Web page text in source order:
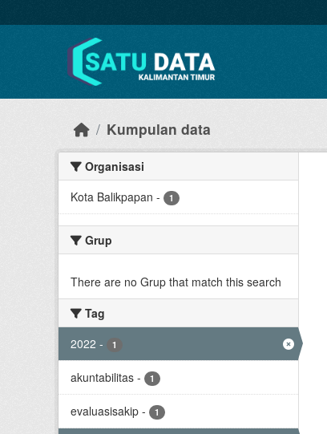
Kumpulan data
Organisasi
Kota Balikpapan - 1
Grup
There are no Grup that match this search
Tag
2022 - 1
akuntabilitas - 1
evaluasisakip - 1